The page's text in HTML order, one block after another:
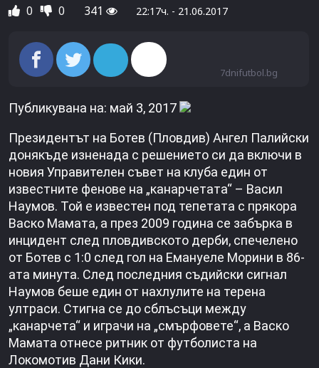
0 0 341 22:17ч. - 21.06.2017
7dnifutbol.bg
Публикувана на: май 3, 2017
Президентът на Ботев (Пловдив) Ангел Палийски
донякъде изненада с решението си да включи в
новия Управителен съвет на клуба един от
известните фенове на „канарчетата“ – Васил
Наумов. Той е известен под тепетата с прякора
Васко Мамата, а през 2009 година се забърка в
инцидент след пловдивското дерби, спечелено
от Ботев с 1:0 след гол на Емануеле Морини в 86-
ата минута. След последния съдийски сигнал
Наумов беше един от нахлулите на терена
ултраси. Стигна се до сблъсъци между
„канарчета“ и играчи на „смърфовете“, а Васко
Мамата отнесе ритник от футболиста на
Локомотив Дани Кики.